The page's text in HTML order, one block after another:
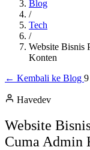
Blog
/
Tech
/
Website Bisnis
Konten
← Kembali ke Blog
Havedev
Website
Cuma Admin